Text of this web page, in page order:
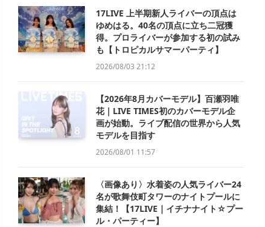
17LIVE 上半期新人ライバーの頂点は
ゆめはる。40名の頂点に立ち二冠獲
得。プロライバーが参加する初の試み
も【トロピカルサマーパーティ】
2026/08/03 21:12
【2026年8月カバーモデル】百瀬羽唯
花｜LIVE TIMES初のカバーモデル企
画が始動。ライブ配信の世界から人気
モデルを目指す
2026/08/01 11:57
〈画像あり〉水着姿の人気ライバー24
名が歌舞伎町タワーのナイトプールに
集結！【17LIVE｜イチナナイト☆プー
ル・パーティー】